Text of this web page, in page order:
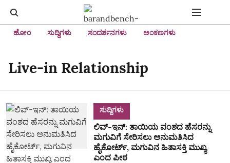
ಹೋಂ ಸುದ್ದಿಗಳು ಸಂದರ್ಶನಗಳು ಅಂಕಣಗಳು
Live-in Relationship
ಸುದ್ದಿಗಳು
ಲಿವ್‌-ಇನ್‌: ತಾಯಿಯ ವಂಶದ ಹೆಸರನ್ನು
ಮಗುವಿಗೆ ಸೇರಿಸಲು ಅನುಮತಿಸಿದ
ಹೈಕೋರ್ಟ್‌, ಮಗುವಿನ ಹಿತಾಸಕ್ತಿ ಮುಖ್ಯ
ಎಂದ ಪೀಠ